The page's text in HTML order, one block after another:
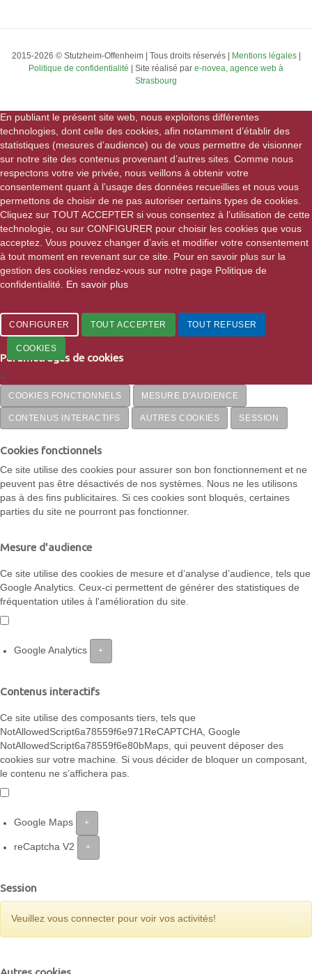
2015-2026 © Stutzheim-Offenheim | Tous droits réservés | Mentions légales|
Politique de confidentialité | Site réalisé par e-novea, agence web à
Strasbourg
En publiant le présent site web, nous exploitons différentes
technologies, dont celle des cookies, afin notamment d’établir des
statistiques (mesures d’audience) ou de vous permettre de visionner
sur notre site des contenus provenant d’autres sites. Comme nous
respectons votre vie privée, nous veillons à obtenir votre
consentement quant à l’usage des données recueillies et nous vous
permettons de choisir de ne pas autoriser certains types de cookies.
Cliquez sur TOUT ACCEPTER si vous consentez à l’utilisation de cette
technologie, ou sur CONFIGURER pour choisir les cookies que vous
acceptez. Vous pouvez changer d’avis et modifier votre consentement
à tout moment en revenant sur ce site. Pour en savoir plus sur la
gestion des cookies rendez-vous sur notre page Politique de
confidentialité. En savoir plus
CONFIGURER TOUT ACCEPTER TOUT REFUSER
COOKIES
Paramétrages de cookies
×
COOKIES FONCTIONNELS MESURE D'AUDIENCE
CONTENUS INTERACTIFS AUTRES COOKIES SESSION
Cookies fonctionnels
Ce site utilise des cookies pour assurer son bon fonctionnement et ne
peuvent pas être désactivés de nos systèmes. Nous ne les utilisons
pas à des fins publicitaires. Si ces cookies sont bloqués, certaines
parties du site ne pourront pas fonctionner.
Mesure d'audience
Ce site utilise des cookies de mesure et d’analyse d’audience, tels que
Google Analytics. Ceux-ci permettent de générer des statistiques de
fréquentation utiles à l'amélioration du site.
Google Analytics +
Contenus interactifs
Ce site utilise des composants tiers, tels que
NotAllowedScript6a78559f6e971ReCAPTCHA, Google
NotAllowedScript6a78559f6e80bMaps, qui peuvent déposer des
cookies sur votre machine. Si vous décider de bloquer un composant,
le contenu ne s’affichera pas.
Google Maps +
reCaptcha V2 +
Session
Veuillez vous connecter pour voir vos activités!